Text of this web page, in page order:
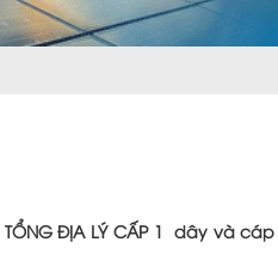
TỔNG ĐỊA LÝ CẤP 1 dây và